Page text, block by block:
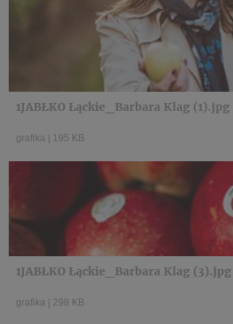
1JABŁKO Łąckie_Barbara Klag (1).jpg
grafika | 195 KB
1JABŁKO Łąckie_Barbara Klag (3).jpg
grafika | 298 KB